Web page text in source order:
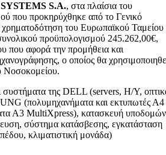
S.A., στα πλαίσια του
που προκηρύχθηκε από το Γενικό
του Ευρωπαϊκού Ταμείου
προϋπολογισμού 245.262,00€,
που αφορά την προμήθεια και
ο οποίος θα
Νοσοκομείου.
συστήματα της DELL (servers, Η/Υ,
(πολυμηχανήματα και εκτυπωτές Α4
Α3 MultiXpress), κατασκευή υποδομών
σύστημα κατάσβεσης, εγκατάσταση
κλιματιστική μονάδα)